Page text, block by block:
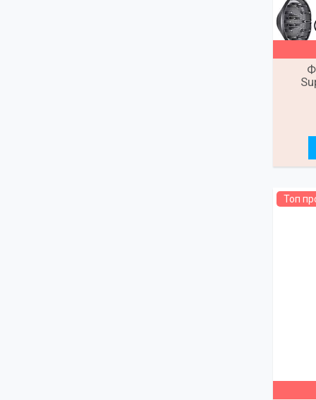
Топ